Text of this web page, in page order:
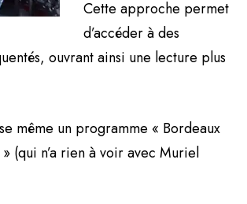
Cette approche permet
d’accéder à des
ouvrant ainsi une lecture plus
même un programme « Bordeaux
(qui n’a rien à voir avec Muriel